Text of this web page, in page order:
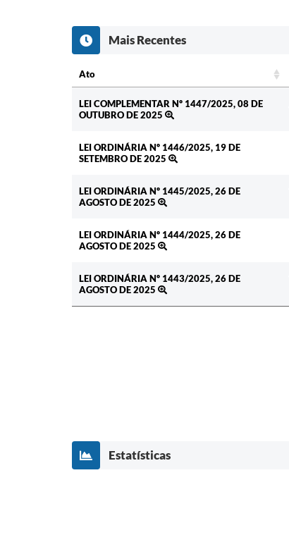
Mais Recentes
Ato
LEI COMPLEMENTAR Nº 1447/2025, 08 DE
OUTUBRO DE 2025
LEI ORDINÁRIA Nº 1446/2025, 19 DE
SETEMBRO DE 2025
LEI ORDINÁRIA Nº 1445/2025, 26 DE
AGOSTO DE 2025
LEI ORDINÁRIA Nº 1444/2025, 26 DE
AGOSTO DE 2025
LEI ORDINÁRIA Nº 1443/2025, 26 DE
AGOSTO DE 2025
Estatísticas